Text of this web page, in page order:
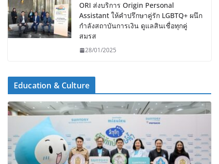
ORI ส่งบริการ Origin Personal
Assistant ให้คำปรึกษาคู่รัก LGBTQ+ ผนึก
กำลังสถาบันการเงิน ดูแลสินเชื่อทุกคู่
สมรส
28/01/2025
Education & Culture